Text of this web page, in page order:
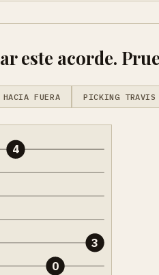
este acorde.
HACIA FUERA PICKING TRAVIS
4
0
3